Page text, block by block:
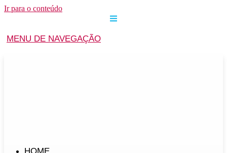
Ir para o conteúdo
MENU DE NAVEGAÇÃO